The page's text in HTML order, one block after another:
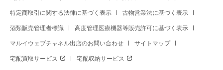
特定商取引に関する法律に基づく表示 古物営業法に基づく表示
酒類販売管理者標識 高度管理医療機器等販売許可に基づく表示
マルイウェブチャネル出店のお問い合わせ サイトマップ
宅配買取サービス 宅配収納サービス